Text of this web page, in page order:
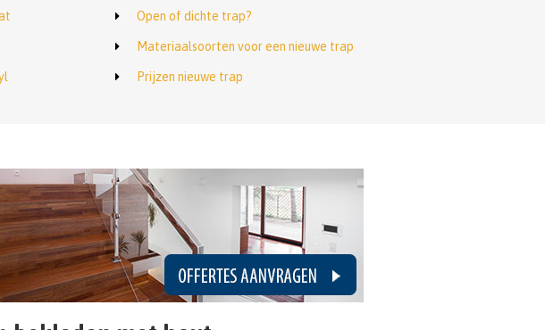
Open of dichte trap?
Materiaalsoorten voor een nieuwe trap
Prijzen nieuwe trap